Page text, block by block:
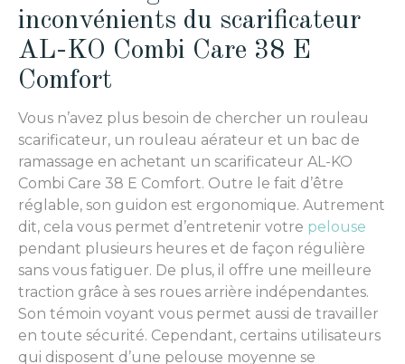
inconvénients du scarificateur
AL-KO Combi Care 38 E
Comfort
Vous n’avez plus besoin de chercher un rouleau
scarificateur, un rouleau aérateur et un bac de
ramassage en achetant un scarificateur AL-KO
Combi Care 38 E Comfort. Outre le fait d’être
réglable, son guidon est ergonomique. Autrement
dit, cela vous permet d’entretenir votre pelouse
pendant plusieurs heures et de façon régulière
sans vous fatiguer. De plus, il offre une meilleure
traction grâce à ses roues arrière indépendantes.
Son témoin voyant vous permet aussi de travailler
en toute sécurité. Cependant, certains utilisateurs
qui disposent d’une pelouse moyenne se